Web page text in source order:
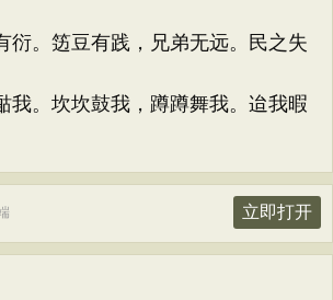
衍。笾豆有践，兄弟无远。民之失
我。坎坎鼓我，蹲蹲舞我。迨我暇
立即打开